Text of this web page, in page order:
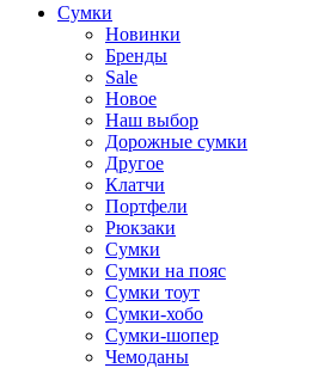
Cумки
Новинки
Бренды
Sale
Новое
Наш выбор
Дорожные сумки
Другое
Клатчи
Портфели
Рюкзаки
Сумки
Сумки на пояс
Сумки тоут
Сумки-хобо
Сумки-шопер
Чемоданы